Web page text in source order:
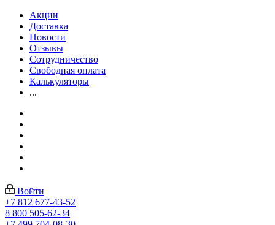
Акции
Доставка
Новости
Отзывы
Сотрудничество
Свободная оплата
Калькуляторы
...
Войти
+7 812 677-43-52
8 800 505-62-34